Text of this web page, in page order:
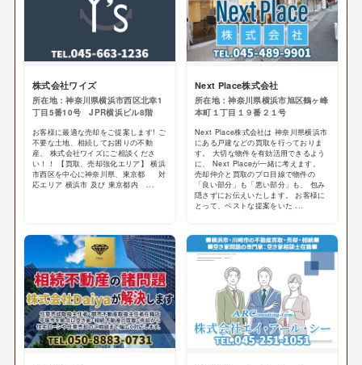
株式会社ワイズ
所在地：神奈川県横浜市西区北幸1
丁目5番10号 JPR横浜ビル8階
お客様に最適な売却をご提案します! ご
不要な土地、相続してお困りの不動
産、 株式会社ワイズにご相談くださ
い！！ 【買取、売却強化エリア】 横浜
市西区を中心に神奈川県、東京都 対
応エリア 横浜市 及び 東京都内 ...
Next Place株式会社
所在地：神奈川県横浜市旭区鶴ヶ峰
本町１丁目１９番２１号
Next Place株式会社は 神奈川県横浜市
にある戸建などの買取を行っておりま
す。 大切な物件を有効活用できるよう
に、 Next Placeが一緒に考えます。
売却仲介と買取のプロ目線で物件の
「良い部分」も「悪い部分」も、 包み
隠さずにお伝えいたします。 お客様に
とって、ベストな提案をいた ...